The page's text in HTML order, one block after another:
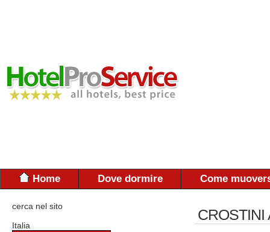
Home Dove dormire Come
cerca nel sito
Italia
CROSTINI